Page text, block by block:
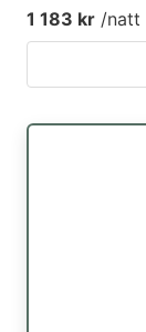
1 183 kr /natt